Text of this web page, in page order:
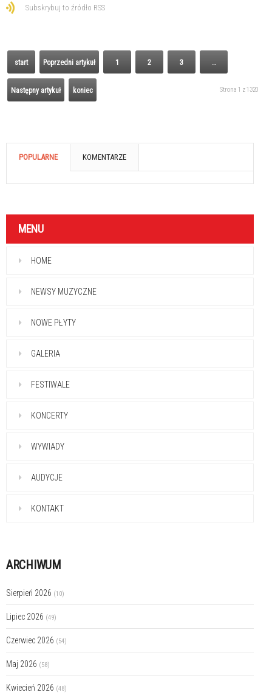
Subskrybuj to źródło RSS
start Poprzedni artykuł 1 2 3 …
Następny artykuł koniec Strona 1 z 1320
POPULARNE KOMENTARZE
MENU
HOME
NEWSY MUZYCZNE
NOWE PŁYTY
GALERIA
FESTIWALE
KONCERTY
WYWIADY
AUDYCJE
KONTAKT
ARCHIWUM
Sierpień 2026 (10)
Lipiec 2026 (49)
Czerwiec 2026 (54)
Maj 2026 (58)
Kwiecień 2026 (48)